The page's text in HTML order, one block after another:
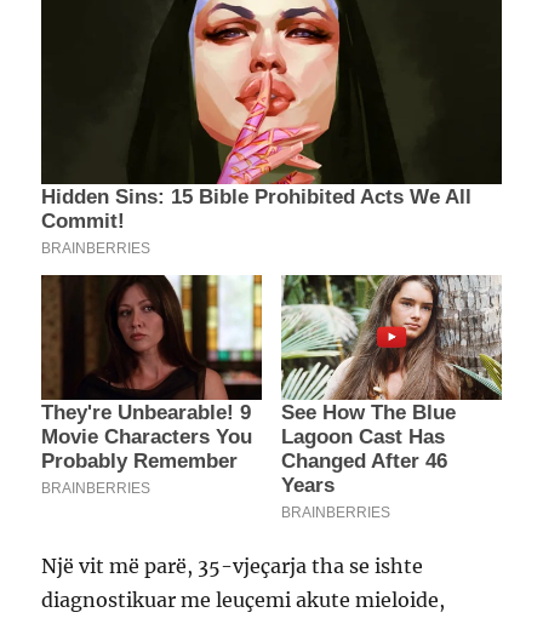
Një vit më parë, 35-vjeçarja tha se ishte
diagnostikuar me leuçemi akute mieloide,